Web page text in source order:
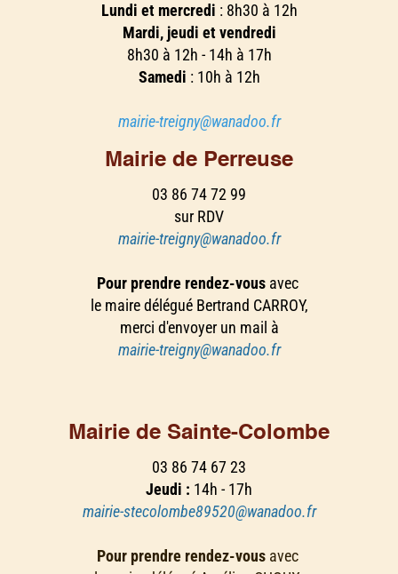
Lundi et mercredi : 8h30 à 12h
Mardi, jeudi et vendredi
8h30 à 12h - 14h à 17h
Samedi : 10h à 12h
mairie-treigny@wanadoo.fr
Mairie de Perreuse
03 86 74 72 99
sur RDV
mairie-treigny@wanadoo.fr
Pour prendre rendez-vous avec
le maire délégué Bertrand CARROY,
merci d'envoyer un mail à
mairie-treigny@wanadoo.fr
Mairie de Sainte-Colombe
03 86 74 67 23
Jeudi : 14h - 17h
mairie-stecolombe89520@wanadoo.fr
Pour prendre rendez-vous avec